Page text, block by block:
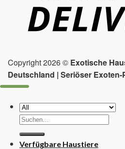
Copyright 2026 © Exotische
Deutschland | Seriöser
Suchen
nach:
Verfügbare Haustiere